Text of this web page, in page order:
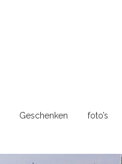
Geschenken foto’s